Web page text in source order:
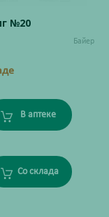
№20
Байер
В аптеке
Со склада